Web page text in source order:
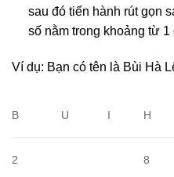
sau đó tiến hành rút gọn
số nằm trong khoảng từ 1
Ví dụ: Bạn có tên là Bùi Hà
B U I H
2 8